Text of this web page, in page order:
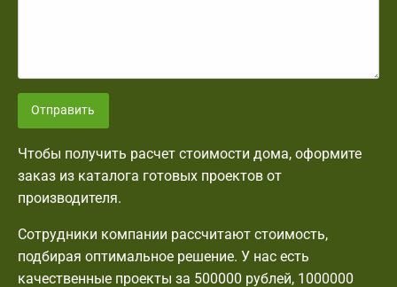
Отправить
Чтобы получить расчет стоимости дома, оформите
заказ из каталога готовых проектов от
производителя.
Сотрудники компании рассчитают стоимость,
подбирая оптимальное решение. У нас есть
качественные проекты за 500000 рублей, 1000000